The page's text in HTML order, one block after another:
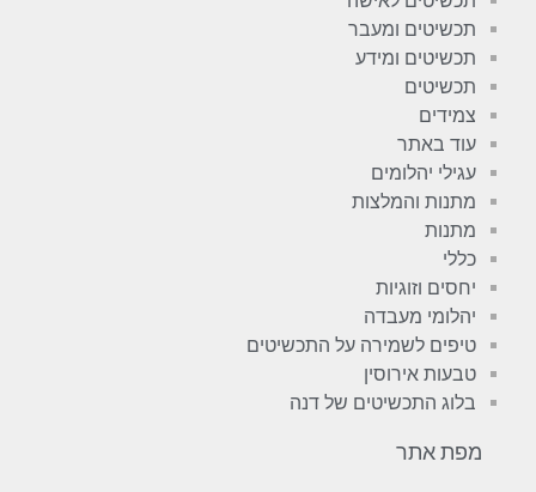
תכשיטים ומעבר
תכשיטים ומידע
תכשיטים
צמידים
עוד באתר
עגילי יהלומים
מתנות והמלצות
מתנות
כללי
יחסים וזוגיות
יהלומי מעבדה
טיפים לשמירה על התכשיטים
טבעות אירוסין
בלוג התכשיטים של דנה
מפת אתר